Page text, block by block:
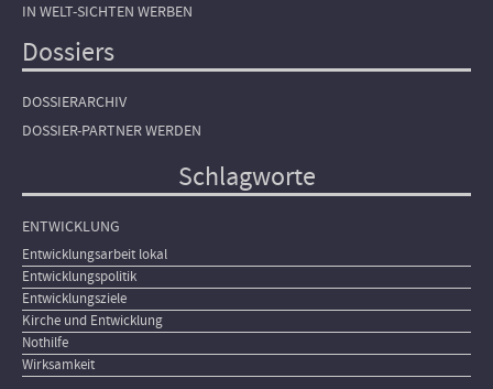
IN WELT-SICHTEN WERBEN
Dossiers
DOSSIERARCHIV
DOSSIER-PARTNER WERDEN
Schlagworte
ENTWICKLUNG
Entwicklungsarbeit lokal
Entwicklungspolitik
Entwicklungsziele
Kirche und Entwicklung
Nothilfe
Wirksamkeit